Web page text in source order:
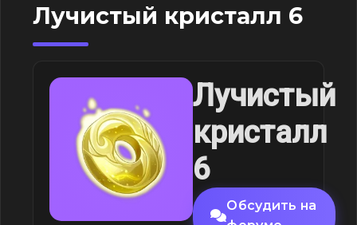
Лучистый кристалл 6
Лучистый
кристалл
6
Обсудить на